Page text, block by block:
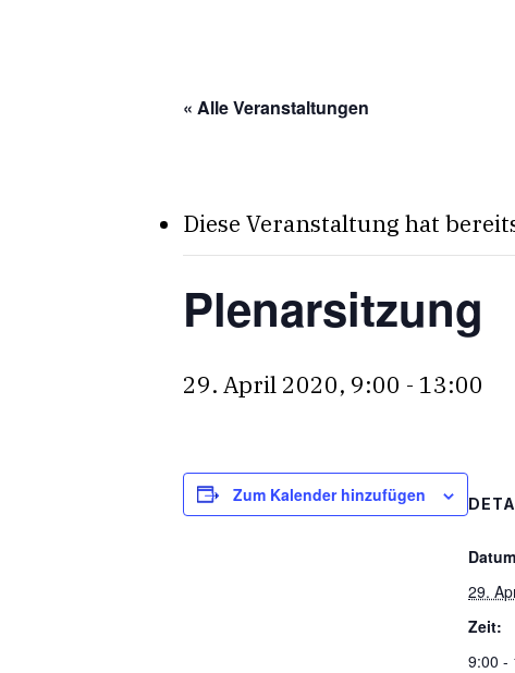
« Alle Veranstaltungen
Diese Veranstaltung hat
Plenarsitzung
29. April 2020, 9:00 - 13:00
Zum Kalender hinzufügen
29.
Zeit:
9:00 -